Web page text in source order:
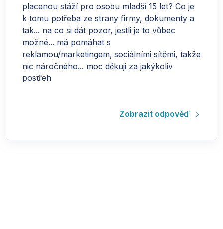
placenou stáží pro osobu mladší 15 let? Co je
k tomu potřeba ze strany firmy, dokumenty a
tak... na co si dát pozor, jestli je to vůbec
možné... má pomáhat s
reklamou/marketingem, sociálními sítěmi, takže
nic náročného... moc děkuji za jakýkoliv
postřeh
Zobrazit odpověď